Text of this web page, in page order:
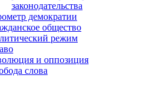
законодательства
демократии
общество
режим
и оппозиция
слова